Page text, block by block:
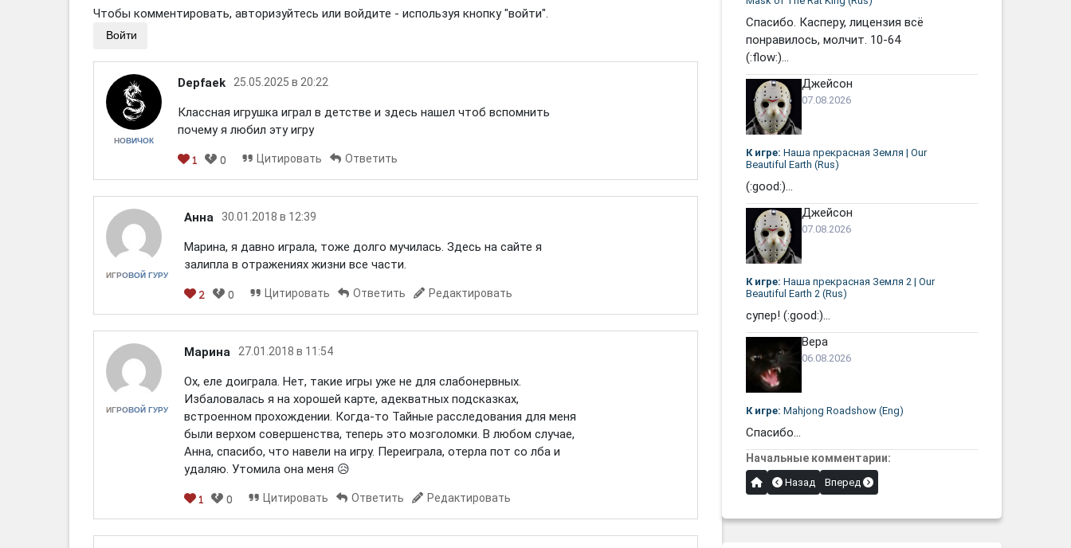
Чтобы комментировать, авторизуйтесь или войдите - используя кнопку "войти".
Войти
НОВИЧОК
Depfaek 25.05.2025 в 20:22
Классная игрушка играл в детстве и здесь нашел чтоб вспомнить
почему я любил эту игру
1 0 Цитировать Ответить
ИГРОВОЙ ГУРУ
Анна 30.01.2018 в 12:39
Марина, я давно играла, тоже долго мучилась. Здесь на сайте я
залипла в отражениях жизни все части.
2 0 Цитировать Ответить Редактировать
ИГРОВОЙ ГУРУ
Марина 27.01.2018 в 11:54
Ох, еле доиграла. Нет, такие игры уже не для слабонервных.
Избаловалась я на хорошей карте, адекватных подсказках,
встроенном прохождении. Когда-то Тайные расследования для меня
были верхом совершенства, теперь это мозголомки. В любом случае,
Анна, спасибо, что навели на игру. Переиграла, отерла пот со лба и
удаляю. Утомила она меня 😥
1 0 Цитировать Ответить Редактировать
Спасибо. Касперу, лицензия всё
понравилось, молчит. 10-64
(:flow:)...
Джейсон
07.08.2026
К игре: Наша прекрасная Земля | Our
Beautiful Earth (Rus)
(:good:)...
Джейсон
07.08.2026
К игре: Наша прекрасная Земля 2 | Our
Beautiful Earth 2 (Rus)
супер! (:good:)...
Вера
06.08.2026
К игре: Mahjong Roadshow (Eng)
Спасибо...
Начальные комментарии:
Назад Вперед